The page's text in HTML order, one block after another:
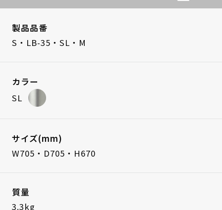
製品品番
S・LB-35・SL・M
カラー
SL
サイズ(mm)
W705・D705・H670
質量
3.3kg